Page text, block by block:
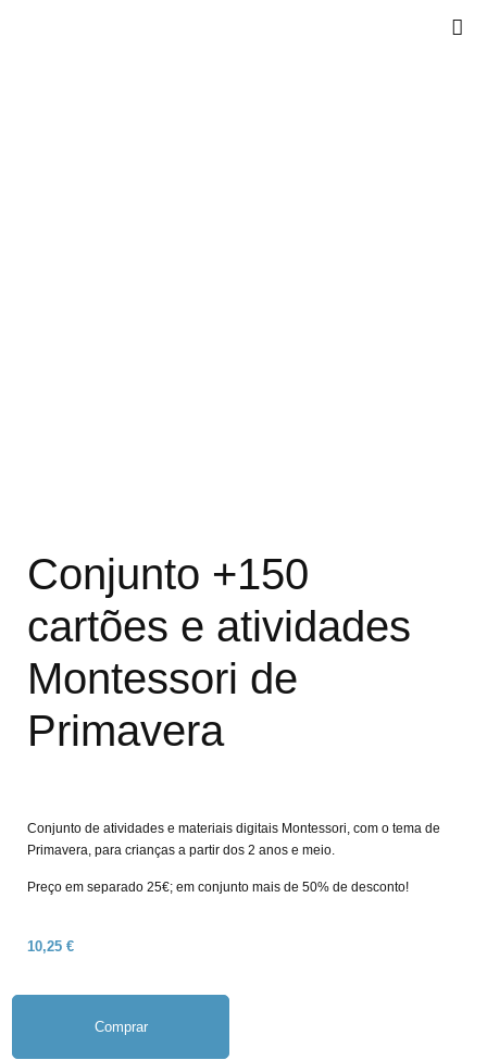
Conjunto +150
cartões e atividades
Montessori de
Primavera
Conjunto de atividades e materiais digitais Montessori, com o tema de
Primavera, para crianças a partir dos 2 anos e meio.
Preço em separado 25€; em conjunto mais de 50% de desconto!
10,25 €
Comprar